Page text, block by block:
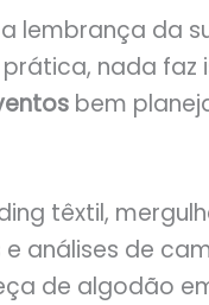
lembrança da
nada
bem
têxtil,
análises de
de algodão